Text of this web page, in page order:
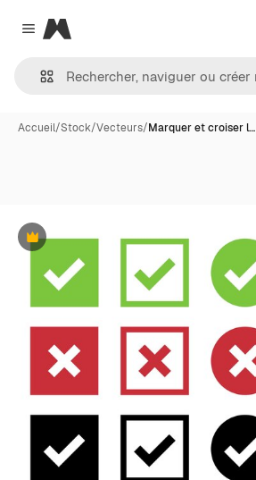
Close menu
Magnific
Accueil/Stock/Vecteurs/Marquer et croiser l…
Premium